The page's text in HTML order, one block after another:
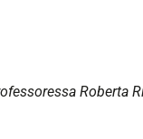
Roberta